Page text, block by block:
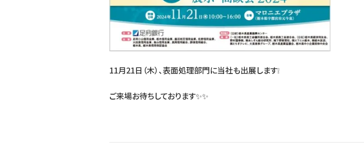
11月21日（木）、表面処理部門に当社も出展します❕
ご来場お待ちしております✨✨